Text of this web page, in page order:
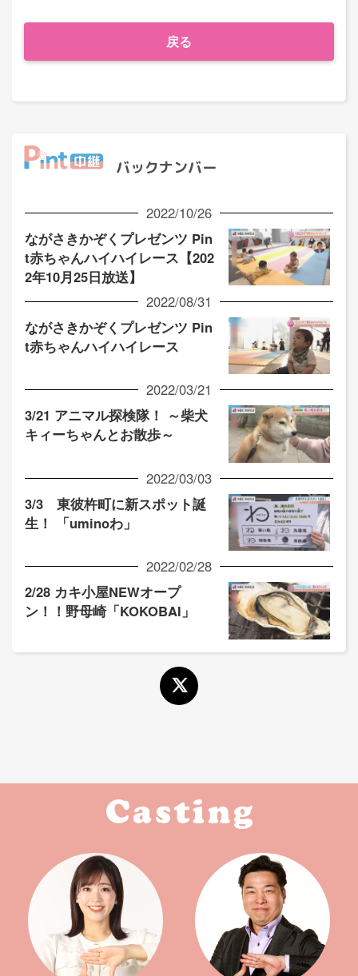
戻る
バックナンバー
2022/10/26
ながさきかぞくプレゼンツ Pin
t赤ちゃんハイハイレース【202
2年10月25日放送】
2022/08/31
ながさきかぞくプレゼンツ Pin
t赤ちゃんハイハイレース
2022/03/21
3/21 アニマル探検隊！ ～柴犬
キィーちゃんとお散歩～
2022/03/03
3/3 東彼杵町に新スポット誕
生！ 「uminoわ」
2022/02/28
2/28 カキ小屋NEWオープ
ン！！野母崎「KOKOBAI」